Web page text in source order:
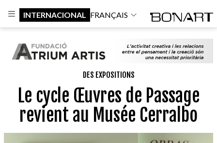
INTERNACIONAL FRANÇAIS
DES EXPOSITIONS
Le cycle Œuvres de Passage
revient au Musée Cerralbo